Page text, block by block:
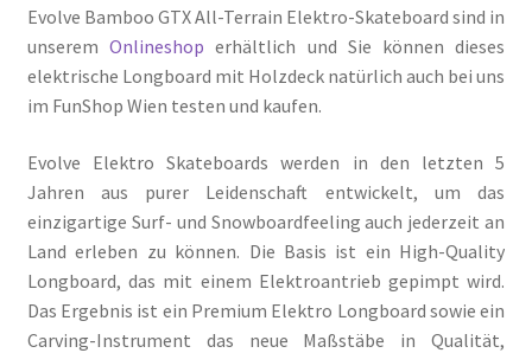
Evolve Bamboo GTX All-Terrain Elektro-Skateboard sind in
unserem Onlineshop erhältlich und Sie können dieses
elektrische Longboard mit Holzdeck natürlich auch bei uns
im FunShop Wien testen und kaufen.
Evolve Elektro Skateboards werden in den letzten 5
Jahren aus purer Leidenschaft entwickelt, um das
einzigartige Surf- und Snowboardfeeling auch jederzeit an
Land erleben zu können. Die Basis ist ein High-Quality
Longboard, das mit einem Elektroantrieb gepimpt wird.
Das Ergebnis ist ein Premium Elektro Longboard sowie ein
Carving-Instrument das neue Maßstäbe in Qualität,